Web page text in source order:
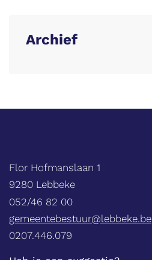
Archief
Balie
Adres
Flor Hofmanslaan 1
,9280 Lebbeke
052/46 82 00
E-
mail
gemeentebestuur@lebbeke.be
Ondernemingsnummer
0207.446.079